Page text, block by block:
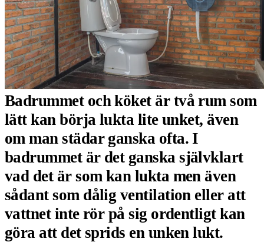
Badrummet och köket är två rum som
lätt kan börja lukta lite unket, även
om man städar ganska ofta. I
badrummet är det ganska självklart
vad det är som kan lukta men även
sådant som dålig ventilation eller att
vattnet inte rör på sig ordentligt kan
göra att det sprids en unken lukt.